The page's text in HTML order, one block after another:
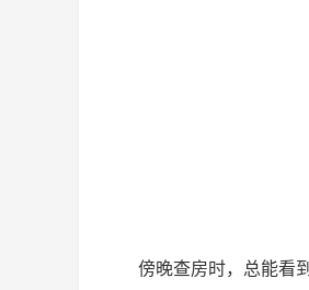
傍晚查房时，总能看到